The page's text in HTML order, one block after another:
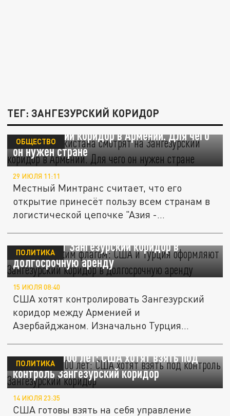
ТЕГ: ЗАНГЕЗУРСКИЙ КОРИДОР
Власти Узбекистана смотрят на
Зангезурский коридор в Армении. Для чего
он нужен стране
ОБЩЕСТВО
29 ИЮЛЯ 11:11
Местный Минтранс считает, что его
открытие принесёт пользу всем странам в
логистической цепочке "Азия -...
Век под чужим флагом: США и Турция
оформляют Зангезурский коридор в
долгосрочную аренду
ПОЛИТИКА
15 ИЮЛЯ 08:40
США хотят контролировать Зангезурский
коридор между Арменией и
Азербайджаном. Изначально Турция
Аренда на 100 лет: США хотят взять под
контроль Зангезурский коридор
ПОЛИТИКА
14 ИЮЛЯ 23:35
США готовы взять на себя управление